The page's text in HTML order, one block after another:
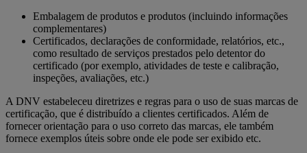
Embalagem de produtos e produtos (incluindo informações
complementares)
Certificados, declarações de conformidade, relatórios, etc.,
como resultado de serviços prestados pelo detentor do
certificado (por exemplo, atividades de teste e calibração,
inspeções, avaliações, etc.)
A DNV estabeleceu diretrizes e regras para o uso de suas marcas de
certificação, que é distribuído a clientes certificados. Além de
fornecer orientação para o uso correto das marcas, ele também
fornece exemplos úteis sobre onde ele pode ser exibido etc.